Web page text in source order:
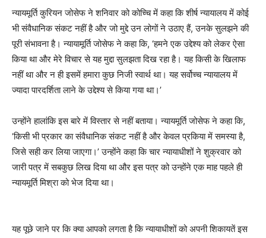
न्यायमूर्ति कुरियन जोसेफ ने शनिवार को कोच्चि में कहा कि शीर्ष न्यायालय में कोई
भी संवैधानिक संकट नहीं है और जो मुद्दे उन लोगों ने उठाए हैं, उनके सुलझने की
पूरी संभावना है। न्यायामूर्ति जोसेफ ने कहा कि, ‘हमने एक उद्देश्य को लेकर ऐसा
किया था और मेरे विचार से यह मुद्दा सुलझता दिख रहा है। यह किसी के खिलाफ
नहीं था और न ही इसमें हमारा कुछ निजी स्वार्थ था। यह सर्वोच्च न्यायालय में
ज्यादा पारदर्शिता लाने के उद्देश्य से किया गया था।’
उन्होंने हालांकि इस बारे में विस्तार से नहीं बताया। न्यायमूर्ति जोसेफ ने कहा कि,
‘किसी भी प्रकार का संवैधानिक संकट नहीं है और केवल प्रकिया में समस्या है,
जिसे सही कर लिया जाएगा।’ उन्होंने कहा कि चार न्यायाधीशों ने शुक्रवार को
जारी पत्र में सबकुछ लिख दिया था और इस पत्र को उन्होंने एक माह पहले ही
न्यायमूर्ति मिश्रा को भेज दिया था।
यह पूछे जाने पर कि क्या आपको लगता है कि न्यायाधीशों को अपनी शिकायतें इस